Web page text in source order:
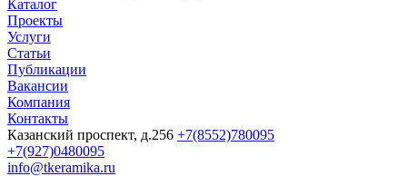
Каталог
Проекты
Услуги
Статьи
Публикации
Вакансии
Компания
Контакты
Казанский проспект, д.256 +7(8552)780095
+7(927)0480095
info@tkeramika.ru